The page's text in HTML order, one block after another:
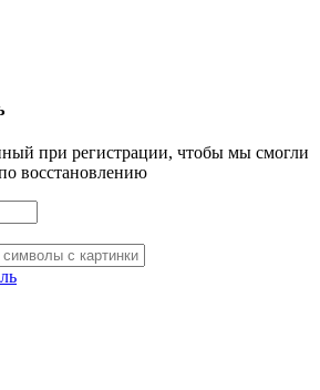
при регистрации, чтобы мы смогли
восстановлению